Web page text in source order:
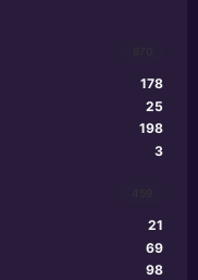
178
25
198
3
21
69
98